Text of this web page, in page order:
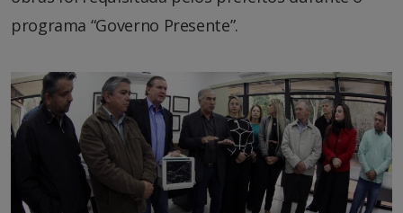
programa “Governo Presente”.